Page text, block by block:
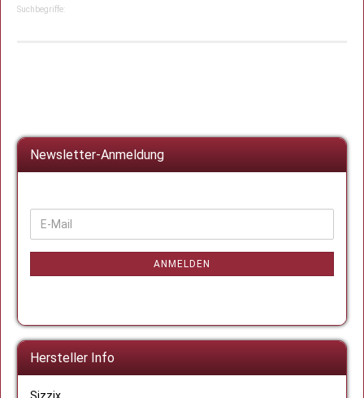
Suchbegriffe:
Newsletter-Anmeldung
WEITER
ZUR
NEWSLETTER-
E-
Mail
ANMELDEN
Hersteller Info